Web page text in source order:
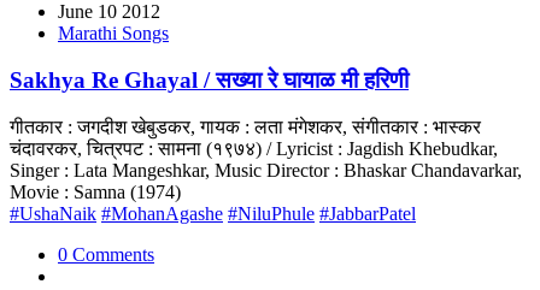
June 10 2012
Marathi Songs
Sakhya Re Ghayal / सख्या रे घायाळ मी हरिणी
गीतकार : जगदीश खेबुडकर, गायक : लता मंगेशकर, संगीतकार : भास्कर
चंदावरकर, चित्रपट : सामना (१९७४) / Lyricist : Jagdish Khebudkar,
Singer : Lata Mangeshkar, Music Director : Bhaskar Chandavarkar,
Movie : Samna (1974)
#UshaNaik #MohanAgashe #NiluPhule #JabbarPatel
0 Comments